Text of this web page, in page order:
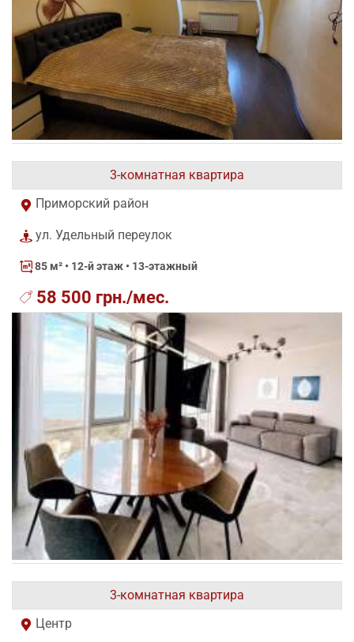
3-комнатная квартира
Приморский район
ул. Удельный переулок
85 м² • 12-й этаж • 13-этажный
58 500 грн./мес.
3-комнатная квартира
Центр